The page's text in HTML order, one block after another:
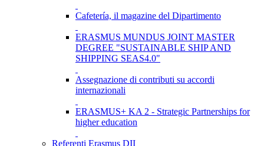
Cafetería, il magazine del Dipartimento
ERASMUS MUNDUS JOINT MASTER
DEGREE "SUSTAINABLE SHIP AND
SHIPPING SEAS4.0"
Assegnazione di contributi su accordi
internazionali
ERASMUS+ KA 2 - Strategic Partnerships for
higher education
Referenti Erasmus DII